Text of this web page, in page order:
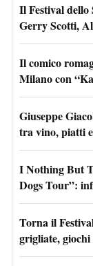
Il Festival dello
Gerry Scotti,
Il comico
Milano con
Giuseppe
tra vino, piatti
I Nothing But
Dogs Tour”:
Torna il
grigliate, giochi